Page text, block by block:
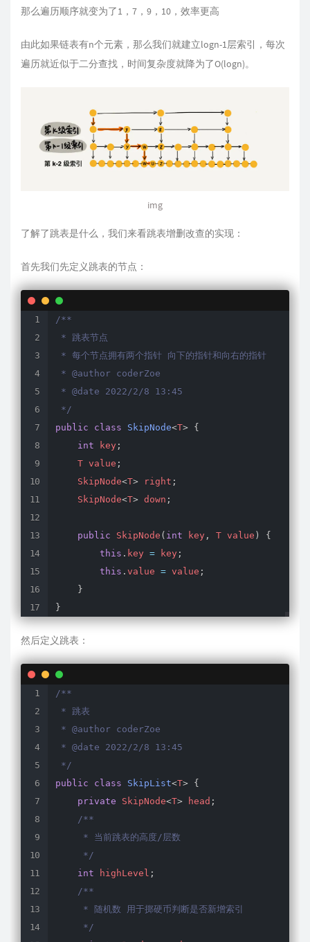
那么遍历顺序就变为了1，7，9，10，效率更高
由此如果链表有n个元素，那么我们就建立logn-1层索引，每次
遍历就近似于二分查找，时间复杂度就降为了O(logn)。
img
了解了跳表是什么，我们来看跳表增删改查的实现：
首先我们先定义跳表的节点：
/**
* 跳表节点
* 每个节点拥有两个指针 向下的指针和向右的指针
* @author coderZoe
* @date 2022/2/8 13:45
*/
public
class SkipNode<T> {
int key ;
    T value
;
    SkipNode
<T> right ;
    SkipNode
<T> down ;
public SkipNode ( int key , T value )
{
this . key = key ;
this . value = value ;
}
}
然后定义跳表：
/**
* 跳表
* @author coderZoe
* @date 2022/2/8 13:45
*/
public
class SkipList<T> {
private SkipNode<T> head ;
/**
     * 当前跳表的高度/层数
     */
int highLevel ;
/**
     * 随机数 用于掷硬币判断是否新增索引
     */